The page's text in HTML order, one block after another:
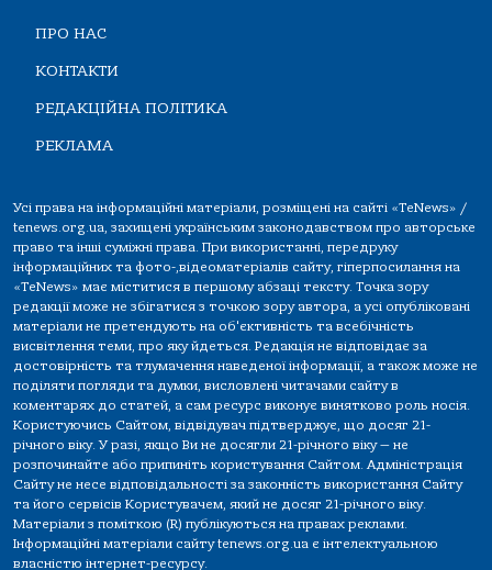
ПРО НАС
КОНТАКТИ
РЕДАКЦІЙНА ПОЛІТИКА
РЕКЛАМА
Усі права на інформаційні матеріали, розміщені на сайті «TeNews» /
tenews.org.ua, захищені українським законодавством про авторське
право та інші суміжні права. При використанні, передруку
інформаційних та фото-,відеоматеріалів сайту, гіперпосилання на
«TeNews» має міститися в першому абзаці тексту. Точка зору
редакції може не збігатися з точкою зору автора, а усі опубліковані
матеріали не претендують на об'єктивність та всебічність
висвітлення теми, про яку йдеться. Редакція не відповідає за
достовірність та тлумачення наведеної інформації, а також може не
поділяти погляди та думки, висловлені читачами сайту в
коментарях до статей, а сам ресурс виконує винятково роль носія.
Користуючись Сайтом, відвідувач підтверджує, що досяг 21-
річного віку. У разі, якщо Ви не досягли 21-річного віку — не
розпочинайте або припиніть користування Сайтом. Адміністрація
Сайту не несе відповідальності за законність використання Сайту
та його сервісів Користувачем, який не досяг 21-річного віку.
Матеріали з поміткою (R) публікуються на правах реклами.
Інформаційні матеріали сайту tenews.org.ua є інтелектуальною
власністю інтернет-ресурсу.